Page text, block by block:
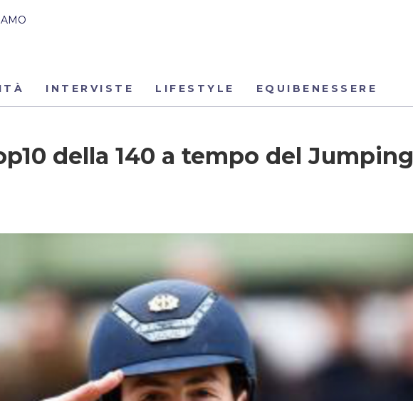
INTERVISTE LIFESTYLE EQUIBENESSERE
della 140 a tempo del Jumping